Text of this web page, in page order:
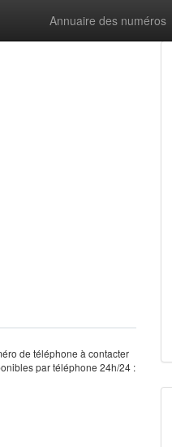
Annuaire des numéros
de téléphone à contacter
par téléphone 24h/24 :